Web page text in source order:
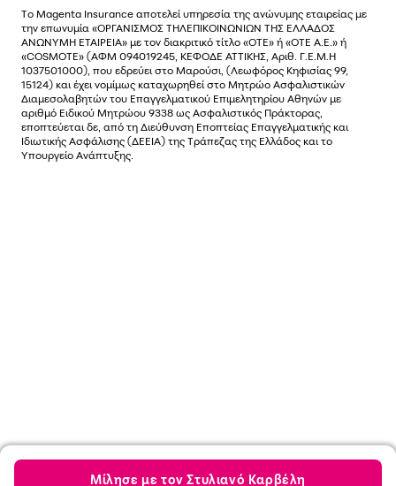
Μίλησε με τον Στυλιανό Καρβέλη
Το Magenta Insurance αποτελεί υπηρεσία της ανώνυµης εταιρείας µε
την επωνυµία «ΟΡΓΑΝΙΣΜΟΣ ΤΗΛΕΠΙΚΟΙΝΩΝΙΩΝ ΤΗΣ ΕΛΛΑΔΟΣ
ΑΝΩΝΥΜΗ ΕΤΑΙΡΕΙΑ» µε τον διακριτικό τίτλο «OTE» ή «ΟΤΕ Α.Ε.» ή
«COSMOTE» (ΑΦΜ 094019245, ΚΕΦΟΔΕ ΑΤΤΙΚΗΣ, Αριθ. Γ.Ε.Μ.Η
1037501000), που εδρεύει στο Μαρούσι, (Λεωφόρος Κηφισίας 99,
15124) και έχει νοµίµως καταχωρηθεί στο Μητρώο Ασφαλιστικών
Διαµεσολαβητών του Επαγγελµατικού Επιµελητηρίου Αθηνών µε
αριθµό Ειδικού Μητρώου 9338 ως Ασφαλιστικός Πράκτορας,
εποπτεύεται δε, από τη Διεύθυνση Εποπτείας Επαγγελματικής και
Ιδιωτικής Ασφάλισης (ΔΕΕΙΑ) της Τράπεζας της Ελλάδος και το
Υπουργείο Ανάπτυξης.